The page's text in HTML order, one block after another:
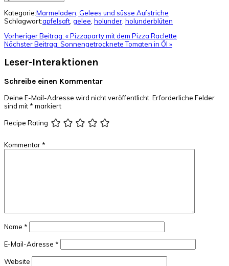
Kategorie:Marmeladen, Gelees und süsse Aufstriche
Schlagwort:apfelsaft gelee holunder holunderblüten
Vorheriger Beitrag: « Pizzaparty mit dem Pizza Raclette
Nächster Beitrag: Sonnengetrocknete Tomaten in Öl »
Leser-Interaktionen
Schreibe einen Kommentar
Deine E-Mail-Adresse wird nicht veröffentlicht. Erforderliche Felder
sind mit * markiert
Recipe Rating
Kommentar *
Name *
E-Mail-Adresse *
Website